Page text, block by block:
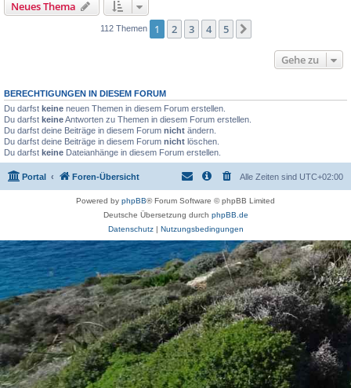
Neues Thema
112 Themen 1 2 3 4 5
Gehe zu
BERECHTIGUNGEN IN DIESEM FORUM
Du darfst keine neuen Themen in diesem Forum erstellen.
Du darfst keineAntworten zu Themen in diesem Forum erstellen.
Du darfst deine Beiträge in diesem Forum nicht ändern.
Du darfst deine Beiträge in diesem Forum nicht löschen.
Du darfst keine Dateianhänge in diesem Forum erstellen.
Portal Foren-Übersicht Alle Zeiten sind UTC+02:00
Powered by phpBB® Forum Software © phpBB Limited
Deutsche Übersetzung durch phpBB.de
Datenschutz| Nutzungsbedingungen